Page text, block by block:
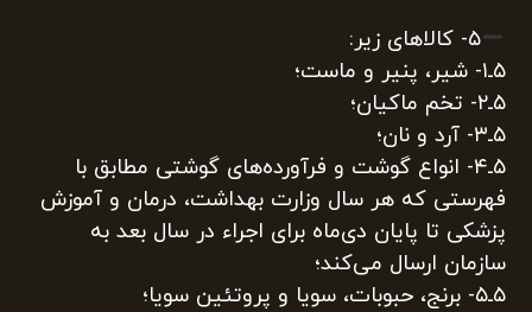
۵‌- کالاهای زیر:
۵‌ـ۱‌- شیر، پنیر و ماست؛
۵‌ـ۲‌- تخم ماکیان؛
۵‌ـ۳‌- آرد و نان؛
۵‌ـ۴‌- انواع گوشت و فرآورده‌های گوشتی مطابق با
فهرستی که هر سال وزارت بهداشت، درمان و آموزش
پزشکی تا پایان دی‌ماه برای اجراء در سال بعد به
سازمان ارسال می‌کند؛
۵‌ـ۵‌- برنج، حبوبات، سویا و پروتئین سویا؛